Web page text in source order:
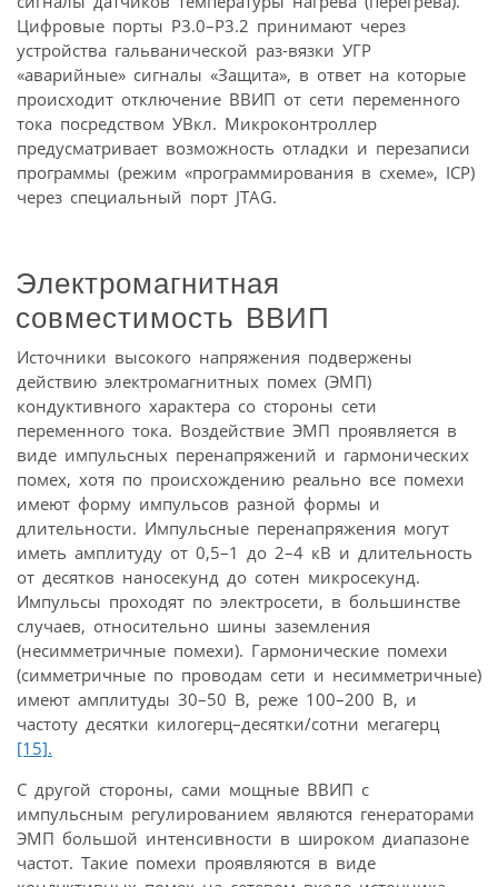
Цифровые порты Р3.0–Р3.2 принимают через
устройства гальванической раз-вязки УГР
«аварийные» сигналы «Защита», в ответ на которые
происходит отключение ВВИП от сети переменного
тока посредством УВкл. Микроконтроллер
предусматривает возможность отладки и перезаписи
программы (режим «программирования в схеме», ICP)
через специальный порт JTAG.
Электромагнитная
совместимость ВВИП
Источники высокого напряжения подвержены
действию электромагнитных помех (ЭМП)
кондуктивного характера со стороны сети
переменного тока. Воздействие ЭМП проявляется в
виде импульсных перенапряжений и гармонических
помех, хотя по происхождению реально все помехи
имеют форму импульсов разной формы и
длительности. Импульсные перенапряжения могут
иметь амплитуду от 0,5–1 до 2–4 кВ и длительность
от десятков наносекунд до сотен микросекунд.
Импульсы проходят по электросети, в большинстве
случаев, относительно шины заземления
(несимметричные помехи). Гармонические помехи
(симметричные по проводам сети и несимметричные)
имеют амплитуды 30–50 В, реже 100–200 В, и
частоту десятки килогерц–десятки/сотни мегагерц
[15].
С другой стороны, сами мощные ВВИП с
импульсным регулированием являются генераторами
ЭМП большой интенсивности в широком диапазоне
частот. Такие помехи проявляются в виде